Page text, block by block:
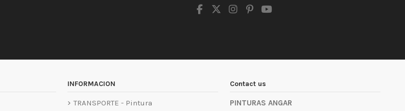
INFORMACION
TRANSPORTE - Pintura
Contact us
PINTURAS ANGAR